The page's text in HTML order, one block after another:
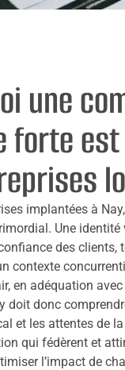
une
forte
implantées à
Une
des
contexte
en adéquation
doit donc
et les attentes de
qui fédèrent et
l’impact de